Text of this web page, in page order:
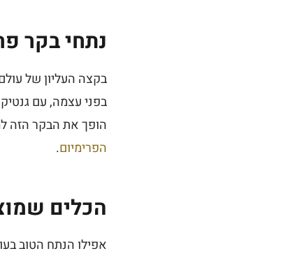
נתחי בקר
בקצה העליון של
בפני עצמה, עם
הופך את הבקר הזה
הפרימיום.
הכלים
אפילו הנתח הטוב